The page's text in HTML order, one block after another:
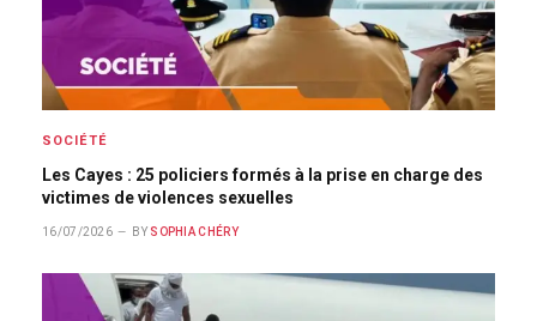
SOCIÉTÉ
Les Cayes : 25 policiers formés à la prise en charge des
victimes de violences sexuelles
16/07/2026 BY SOPHIA CHÉRY